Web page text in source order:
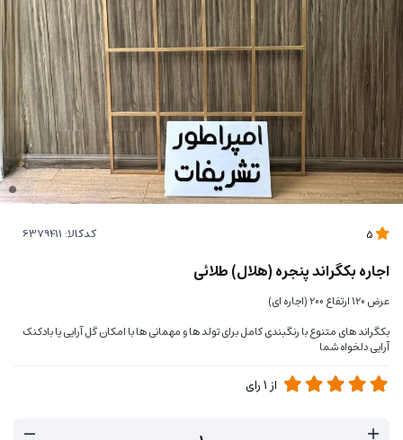
کدکالا:
اجاره بکگراند پنجره (هلال) طلائی
عرض 120 ارتفاع 200 (اجاره ای)
بکگراند های متنوع با رنگبندی کامل برای تولد ها و مهمانی ها با امکان گل آرایی یا بادکنک
آرایی دلخواه شما
از 1رای